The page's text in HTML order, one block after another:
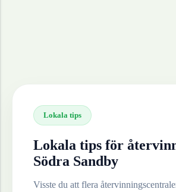
Lokala tips
Lokala tips för
Södra Sandby
Visste du att flera